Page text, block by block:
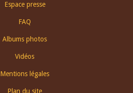
Espace presse
FAQ
Albums photos
Vidéos
Mentions légales
Plan du site